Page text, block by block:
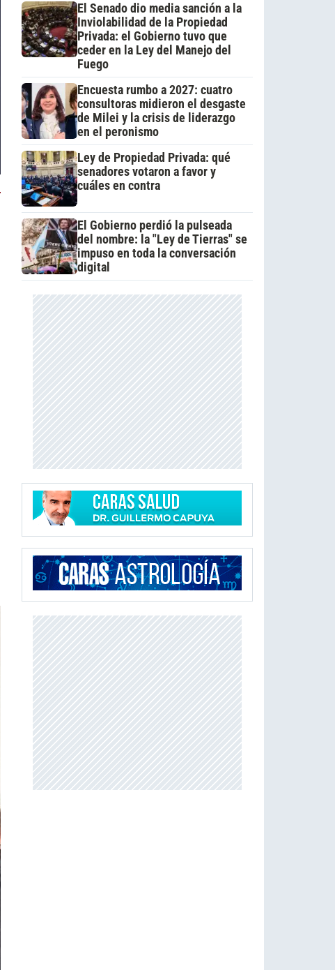
El Senado dio media sanción a la
Inviolabilidad de la Propiedad
Privada: el Gobierno tuvo que
ceder en la Ley del Manejo del
Fuego
Encuesta rumbo a 2027: cuatro
consultoras midieron el desgaste
de Milei y la crisis de liderazgo
en el peronismo
Ley de Propiedad Privada: qué
senadores votaron a favor y
cuáles en contra
El Gobierno perdió la pulseada
del nombre: la "Ley de Tierras" se
impuso en toda la conversación
digital